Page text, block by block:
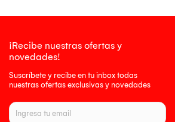
¡Recibe nuestras ofertas y
novedades!
Suscríbete y recibe en tu inbox todas
nuestras ofertas exclusivas y novedades